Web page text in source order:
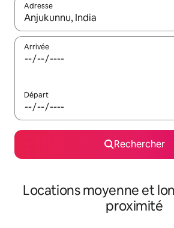
Adresse
Lorsque les résultats s'affichent,
Arrivée
Départ
Rechercher
Locations moyenne et
proximité